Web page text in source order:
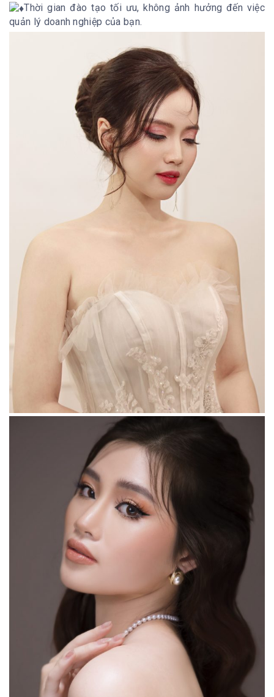
Thời gian đào tạo tối ưu, không ảnh hưởng đến việc
quản lý doanh nghiệp của bạn.